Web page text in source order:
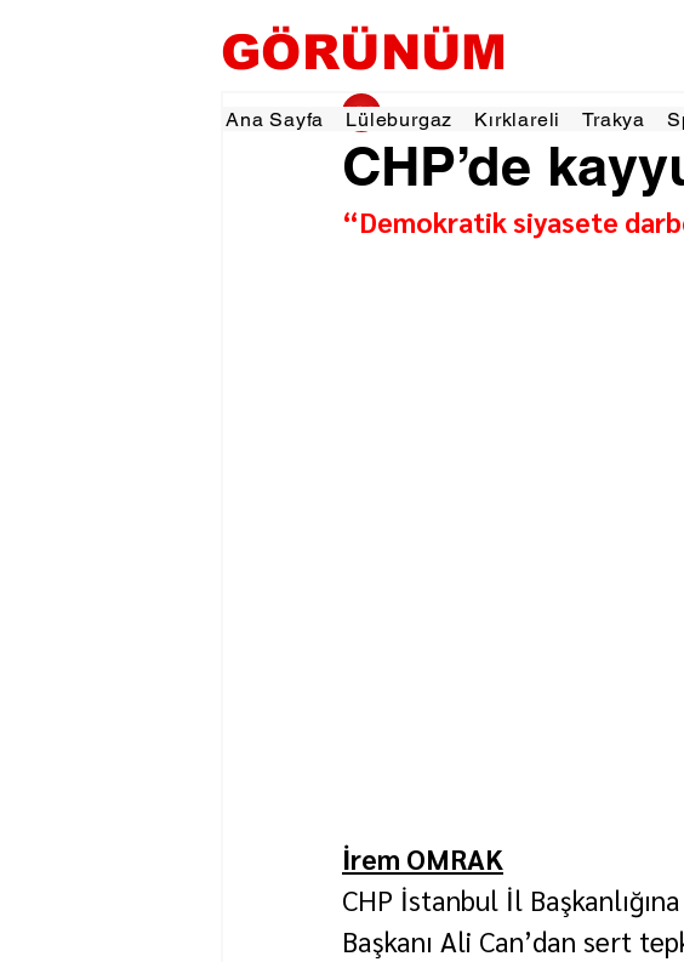
GÖRÜNÜM
Ana Sayfa Lüleburgaz Kırklareli Trakya
CHP’de
gorunumhaber 4 Eyl 20251 dakikada
“Demokratik siyasete
İrem OMRAK
CHP İstanbul İl
Başkanı Ali Can’dan sert